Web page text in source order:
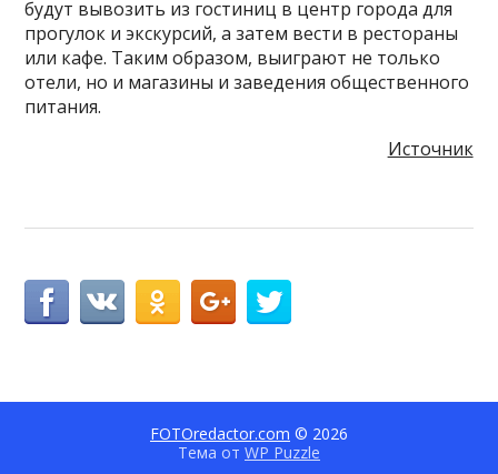
будут вывозить из гостиниц в центр города для
прогулок и экскурсий, а затем вести в рестораны
или кафе. Таким образом, выиграют не только
отели, но и магазины и заведения общественного
питания.
Источник
FOTOredactor.com © 2026
Тема от WP Puzzle